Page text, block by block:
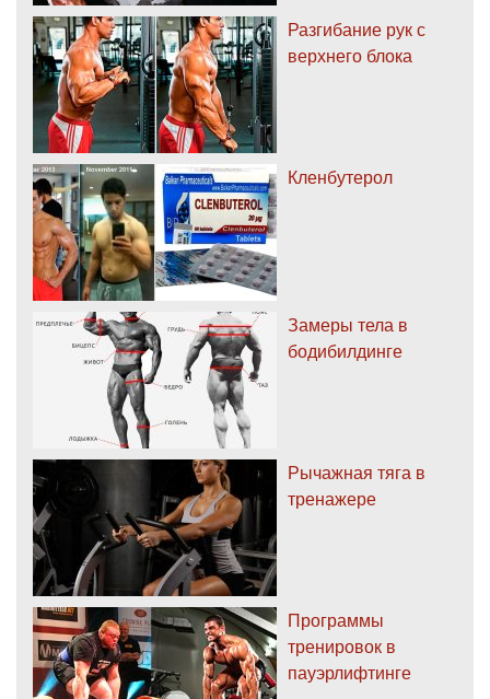
Разгибание рук с
верхнего блока
Кленбутерол
Замеры тела в
бодибилдинге
Рычажная тяга в
тренажере
Программы
тренировок в
пауэрлифтинге